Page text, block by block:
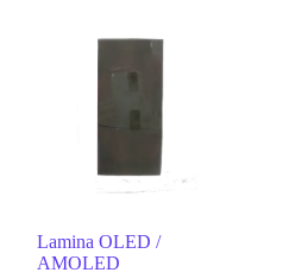
Lamina OLED /
AMOLED